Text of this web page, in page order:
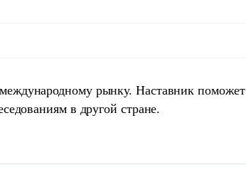
рынку. Наставник поможет
в другой стране.